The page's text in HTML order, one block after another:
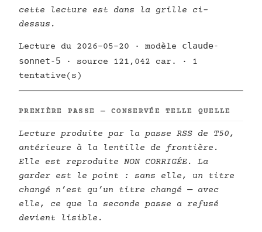
cette lecture est dans la grille ci-
dessus.
Lecture du 2026-05-20 · modèle claude-
sonnet-5 · source 121,042 car. · 1
tentative(s)
PREMIÈRE PASSE — CONSERVÉE TELLE QUELLE
Lecture produite par la passe RSS de T50,
antérieure à la lentille de frontière.
Elle est reproduite NON CORRIGÉE. La
garder est le point : sans elle, un titre
changé n’est qu’un titre changé — avec
elle, ce que la seconde passe a refusé
devient lisible.